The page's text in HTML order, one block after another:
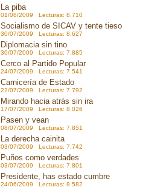
La piba
01/08/2009 Lecturas: 8.710
Socialismo de SICAV y tente tieso
30/07/2009 Lecturas: 8.627
Diplomacia sin tino
30/07/2009 Lecturas: 7.885
Cerco al Partido Popular
24/07/2009 Lecturas: 7.541
Carnicería de Estado
22/07/2009 Lecturas: 7.792
Mirando hacia atrás sin ira
17/07/2009 Lecturas: 8.026
Pasen y vean
08/07/2009 Lecturas: 7.851
La derecha cainita
03/07/2009 Lecturas: 7.742
Puños como verdades
03/07/2009 Lecturas: 7.801
Presidente, has estado cumbre
24/06/2009 Lecturas: 8.582